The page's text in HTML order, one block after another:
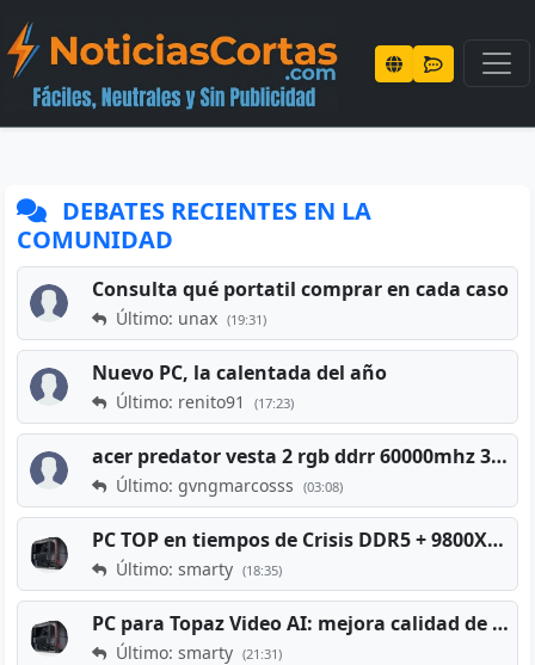
DEBATES RECIENTES EN LA
COMUNIDAD
Consulta qué portatil comprar en cada caso
Último: unax (19:31)
Nuevo PC, la calentada del año
Último: renito91 (17:23)
acer predator vesta 2 rgb ddrr 60000mhz 32gb x2 16gb
Último: gvngmarcosss (03:08)
PC TOP en tiempos de Crisis DDR5 + 9800X3D + RTX 5080 [2026][2400€]
Último: smarty (18:35)
PC para Topaz Video AI: mejora calidad de vídeos viejos
Último: smarty (21:31)